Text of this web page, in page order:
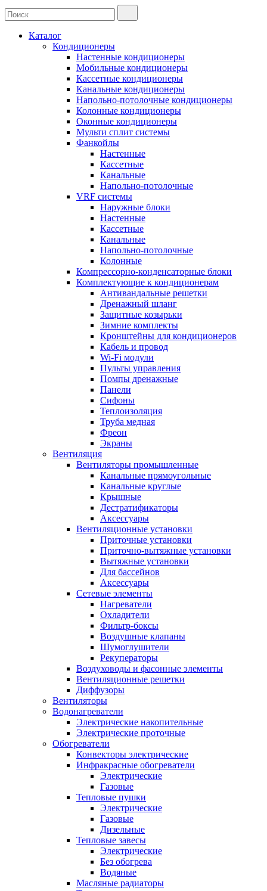
Каталог
Кондиционеры
Настенные кондиционеры
Мобильные кондиционеры
Кассетные кондиционеры
Канальные кондиционеры
Напольно-потолочные кондиционеры
Колонные кондиционеры
Оконные кондиционеры
Мульти сплит системы
Фанкойлы
Настенные
Кассетные
Канальные
Напольно-потолочные
VRF системы
Наружные блоки
Настенные
Кассетные
Канальные
Напольно-потолочные
Колонные
Компрессорно-конденсаторные блоки
Комплектующие к кондиционерам
Антивандальные решетки
Дренажный шланг
Защитные козырьки
Зимние комплекты
Кронштейны для кондиционеров
Кабель и провод
Wi-Fi модули
Пульты управления
Помпы дренажные
Панели
Сифоны
Теплоизоляция
Труба медная
Фреон
Экраны
Вентиляция
Вентиляторы промышленные
Канальные прямоугольные
Канальные круглые
Крышные
Дестратификаторы
Аксессуары
Вентиляционные установки
Приточные установки
Приточно-вытяжные установки
Вытяжные установки
Для бассейнов
Аксессуары
Сетевые элементы
Нагреватели
Охладители
Фильтр-боксы
Воздушные клапаны
Шумоглушители
Рекуператоры
Воздуховоды и фасонные элементы
Вентиляционные решетки
Диффузоры
Вентиляторы
Водонагреватели
Электрические накопительные
Электрические проточные
Обогреватели
Конвекторы электрические
Инфракрасные обогреватели
Электрические
Газовые
Тепловые пушки
Электрические
Газовые
Дизельные
Тепловые завесы
Электрические
Без обогрева
Водяные
Масляные радиаторы